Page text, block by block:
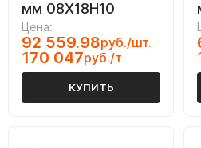
мм 08Х18Н10
Цена:
92 559.98руб./шт.
170 047руб./т
КУПИТЬ